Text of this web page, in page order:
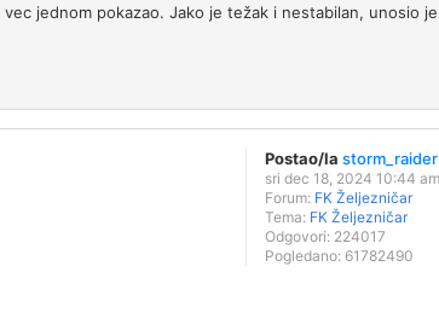
jednom pokazao. Jako je težak i nestabilan, unosio
Postao/la storm_raider
sri dec 18, 2024 10:44 am
Forum: FK Željezničar
Tema: FK Željezničar
Odgovori: 224017
Pogledano: 61782490